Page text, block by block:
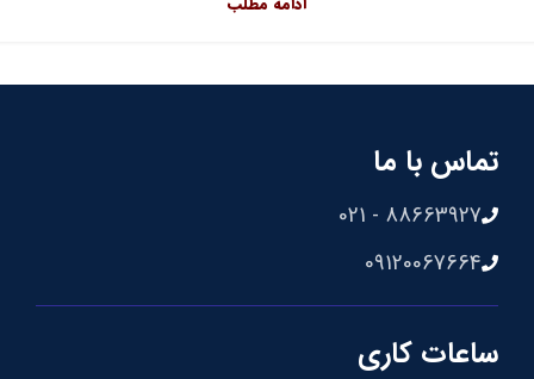
تماس با ما
88663927 - 021
09120067664
ساعات کاری